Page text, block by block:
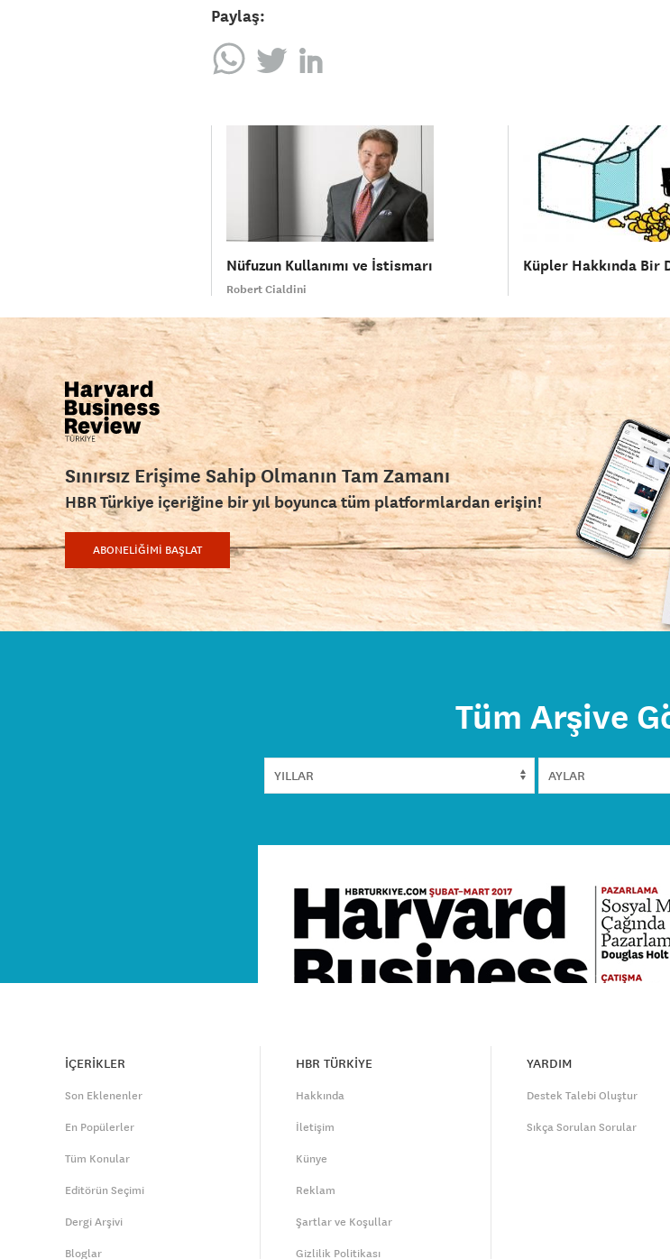
Paylaş:
Nüfuzun Kullanımı ve İstismarı
Robert Cialdini
Küpler Hakkında Bir
Sınırsız Erişime Sahip Olmanın Tam Zamanı
HBR Türkiye içeriğine bir yıl boyunca tüm platformlardan erişin!
ABONELİĞİMİ BAŞLAT
Tüm Arşive
İÇERİKLER
Son Eklenenler
En Popülerler
Tüm Konular
Editörün Seçimi
Dergi Arşivi
Bloglar
HBR TÜRKİYE
Hakkında
İletişim
Künye
Reklam
Şartlar ve Koşullar
Gizlilik Politikası
YARDIM
Destek Talebi Oluştur
Sıkça Sorulan Sorular